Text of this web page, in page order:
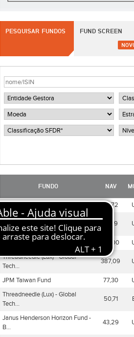
PESQUISAR FUNDOS FUND SCREEN
FUNDO NAV
84,72
Schroder ISF Taiwanese Equity
Dist
51,39
JPM Korea Equity Fund 28,00
Threadneedle (Lux) - Global
Tech...
387,09
JPM Taiwan Fund 77,30
Threadneedle (Lux) - Global
Tech...
50,71
Janus Henderson Horizon Fund -
B...
43,29